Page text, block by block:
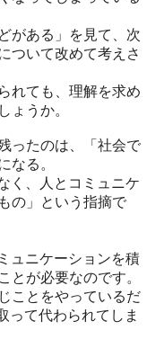
がある」を見て、次
ついて改めて考えさ
れても、理解を求め
ょうか。
ったのは、「社会で
なる。
く、人とコミュニケ
の」という指摘で
ュニケーションを積
とが必要なのです。
ことをやっているだ
って代わられてしま